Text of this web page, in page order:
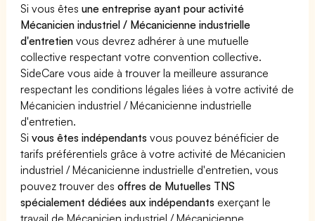
Si vous êtesune entreprise ayant pour activité
Mécanicien industriel / Mécanicienne industrielle
d'entretien vous devrez adhérer à une mutuelle
collective respectant votre convention collective.
SideCare vous aide à trouver la meilleure assurance
respectant les conditions légales liées à votre activité de
Mécanicien industriel / Mécanicienne industrielle
d'entretien.
Sivous êtes indépendants vous pouvez bénéficier de
tarifs préférentiels grâce à votre activité de Mécanicien
industriel / Mécanicienne industrielle d'entretien, vous
pouvez trouver desoffres de Mutuelles TNS
spécialement dédiées aux indépendants exerçant le
travail de Mécanicien industriel / Mécanicienne